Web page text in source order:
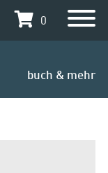
0
buch & mehr